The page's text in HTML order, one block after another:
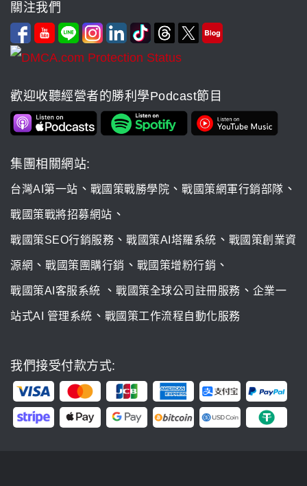
關注我們
歡迎收聽經營者的勝利學Podcast節目
集團相關網站:
台灣AI第一站 、 戰國策戰勝學院 、 戰國策網軍行銷部隊 、
戰國策戰將招募網站 、
戰國策SEO行銷服務 、 戰國策AI塔羅系統 、 戰國策創業資
源網 、 戰國策團購行銷 、 戰國策增粉行銷 、
戰國策AI客服系統 、 戰國策全球公司註冊服務 、 企業一
站式AI 管理系統 、 戰國策工作流程自動化服務
我們接受付款方式: